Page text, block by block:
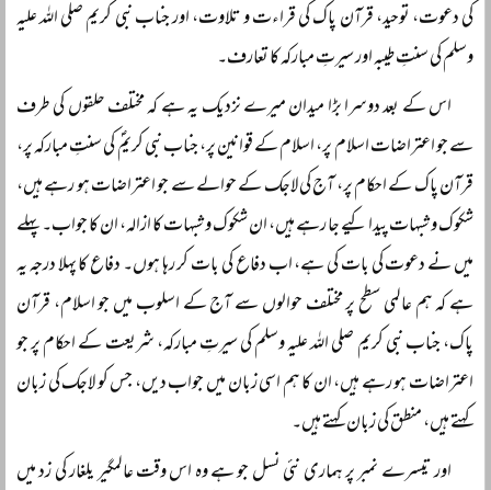
کی دعوت، توحید، قرآن پاک کی قراءت و تلاوت، اور جناب نبی کریم صلی اللہ علیہ
وسلم کی سنتِ طیبہ اور سیرتِ مبارکہ کا تعارف۔
اس کے بعد دوسرا بڑا میدان میرے نزدیک یہ ہے کہ مختلف حلقوں کی طرف
سے جو اعتراضات اسلام پر، اسلام کے قوانین پر، جناب نبی کریمؐ کی سنتِ مبارکہ پر،
قرآن پاک کے احکام پر، آج کی لاجک کے حوالے سے جو اعتراضات ہو رہے ہیں،
شکوک و شبہات پیدا کیے جا رہے ہیں، ان شکوک و شبہات کا ازالہ، ان کا جواب۔ پہلے
میں نے دعوت کی بات کی ہے، اب دفاع کی بات کر رہا ہوں۔ دفاع کا پہلا درجہ یہ
ہے کہ ہم عالمی سطح پر مختلف حوالوں سے آج کے اسلوب میں جو اسلام، قرآن
پاک، جناب نبی کریم صلی اللہ علیہ وسلم کی سیرتِ مبارکہ، شریعت کے احکام پر جو
اعتراضات ہو رہے ہیں، ان کا ہم اسی زبان میں جواب دیں، جس کو لاجک کی زبان
کہتے ہیں، منطق کی زبان کہتے ہیں۔
اور تیسرے نمبر پر ہماری نئی نسل جو ہے وہ اس وقت عالمگیر یلغار کی زد میں